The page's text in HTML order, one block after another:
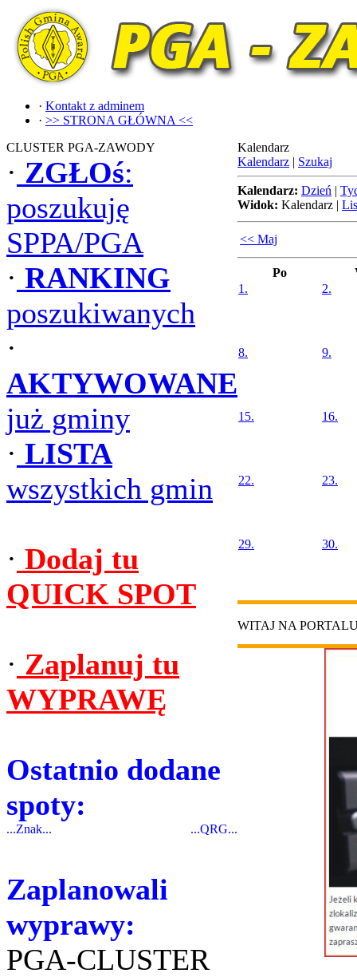
· Kontakt z adminem
· >> STRONA GŁÓWNA <<
CLUSTER PGA-ZAWODY
· ZGŁOś:
poszukuję
SPPA/PGA
· RANKING
poszukiwanych
·
AKTYWOWANE
już gminy
· LISTA
wszystkich gmin
· Dodaj tu
QUICK SPOT
· Zaplanuj tu
WYPRAWĘ
Ostatnio dodane
spoty:
...Znak... ...QRG...
Zaplanowali
wyprawy:
PGA-CLUSTER
Kalendarz
Kalendarz | Szukaj
Kalendarz: Dzień |
Widok: Kalendarz |
<< Maj
Po
1.
2.
8. 9.
15. 16.
22. 23.
29. 30.
WITAJ NA